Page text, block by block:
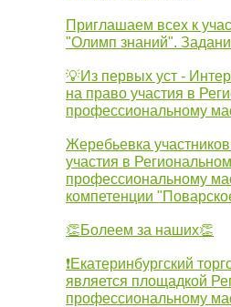
Приглашаем всех к
"Олимп знаний".
💡Из первых уст -
на право участия в
профессиональному
Жеребьевка
участия в
профессиональному
компетенции
👏Болеем за наших👏
❗Екатеринбургский
является площадкой
профессиональному